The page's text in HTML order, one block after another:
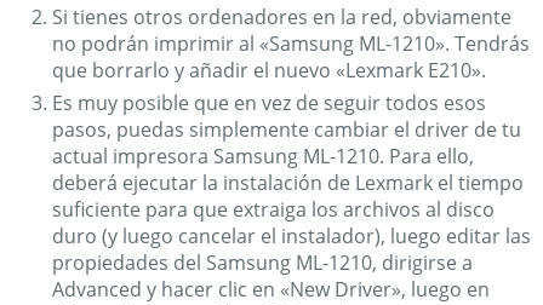
Si tienes otros ordenadores en la red, obviamente
no podrán imprimir al «Samsung ML-1210». Tendrás
que borrarlo y añadir el nuevo «Lexmark E210».
Es muy posible que en vez de seguir todos esos
pasos, puedas simplemente cambiar el driver de tu
actual impresora Samsung ML-1210. Para ello,
deberá ejecutar la instalación de Lexmark el tiempo
suficiente para que extraiga los archivos al disco
duro (y luego cancelar el instalador), luego editar las
propiedades del Samsung ML-1210, dirigirse a
Advanced y hacer clic en «New Driver», luego en